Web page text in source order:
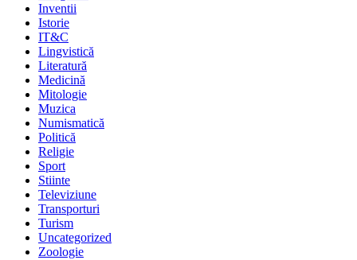
Inventii
Istorie
IT&C
Lingvistică
Literatură
Medicină
Mitologie
Muzica
Numismatică
Politică
Religie
Sport
Stiinte
Televiziune
Transporturi
Turism
Uncategorized
Zoologie